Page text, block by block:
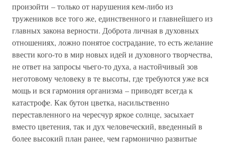
произойти – только от нарушения кем-либо из
тружеников все того же, единственного и главнейшего из
главных закона верности. Доброта личная в духовных
отношениях, ложно понятое сострадание, то есть желание
ввести кого-то в мир новых идей и духовного творчества,
не ответ на запросы чьего-то духа, а настойчивый зов
неготовому человеку в те высоты, где требуются уже вся
мощь и вся гармония организма – приводят всегда к
катастрофе. Как бутон цветка, насильственно
переставленного на чересчур яркое солнце, засыхает
вместо цветения, так и дух человеческий, введенный в
более высокий план ранее, чем гармонично развитые